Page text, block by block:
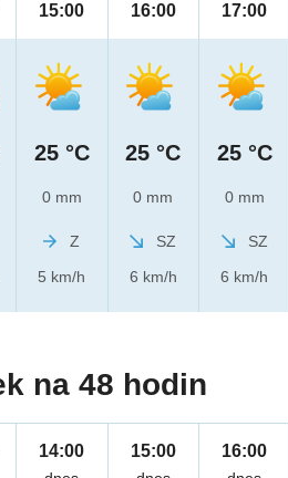
15:00
25 °C
0 mm
Z
5 km/h
16:00
25 °C
0 mm
SZ
6 km/h
17:00
25 °C
0 mm
SZ
6 km/h
na 48 hodin
14:00 15:00 16:00